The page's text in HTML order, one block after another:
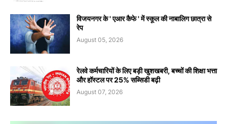
विजयनगर के ' एआर कैफे ' में स्कूल की नाबालिग छात्रा से
रेप
August 05, 2026
रेलवे कर्मचारियों के लिए बड़ी खुशखबरी, बच्चों की शिक्षा भत्ता
और हॉस्टल पर 25% सब्सिडी बढ़ी
August 07, 2026